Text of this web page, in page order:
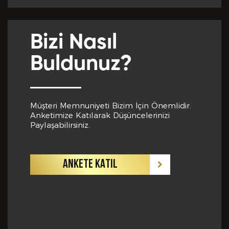
Bizi Nasıl
Buldunuz?
Müşteri Memnuniyeti Bizim İçin Önemlidir.
Anketimize Katılarak Düşüncelerinizi
Paylaşabilirsiniz.
ANKETE KATIL
Yabancı Dil *
Referanslar *